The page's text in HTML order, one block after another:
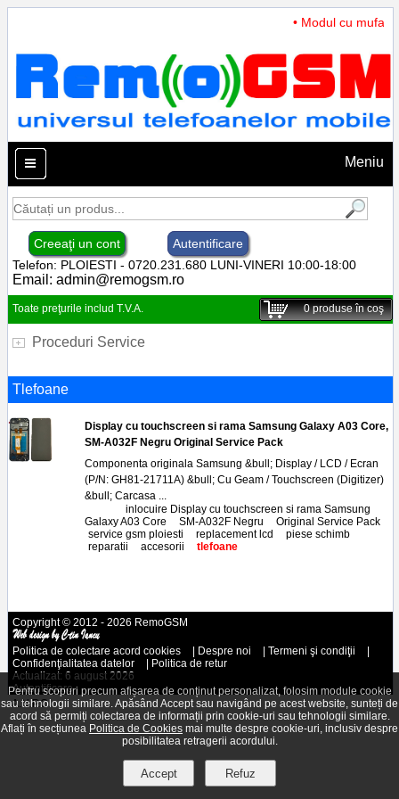
• Modul cu mufa
Meniu
Creeaţi un cont
Autentificare
Telefon: PLOIESTI - 0720.231.680 LUNI-VINERI 10:00-18:00
Email: admin@remogsm.ro
Toate preţurile includ T.V.A. 0produse în coş
Proceduri Service
Tlefoane
Display cu touchscreen si rama Samsung Galaxy A03 Core,
SM-A032F Negru Original Service Pack
Componenta originala Samsung &bull; Display / LCD / Ecran
(P/N: GH81-21711A) &bull; Cu Geam / Touchscreen (Digitizer)
&bull; Carcasa ...
inlocuire Display cu touchscreen si rama Samsung
Galaxy A03 Core
SM-A032F Negru Original Service Pack
service gsm ploiesti
replacement lcd piese schimb
reparatii
accesorii tlefoane
Copyright © 2012 - 2026 RemoGSM
Politica de colectare acord cookies Despre noi Termeni şi condiţii
Confidenţialitatea datelor
Politica de retur
Actualizat: 6 august 2026
Autentificare
A.N.P.C.
Pentru scopuri precum afișarea de conținut personalizat, folosim module cookie
sau tehnologii similare. Apăsând Accept sau navigând pe acest website, sunteți de
acord să permiți colectarea de informații prin cookie-uri sau tehnologii similare.
Aflați în secțiunea Politica de Cookies mai multe despre cookie-uri, inclusiv despre
posibilitatea retragerii acordului.